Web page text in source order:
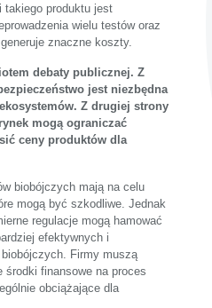
takiego produktu jest
wielu testów oraz
znaczne koszty.
debaty publicznej. Z
jest niezbędna
Z drugiej strony
mogą ograniczać
ceny produktów dla
biobójczych mają na celu
mogą być szkodliwe. Jednak
regulacje mogą hamować
efektywnych i
Firmy muszą
środki finansowe na proces
obciążające dla